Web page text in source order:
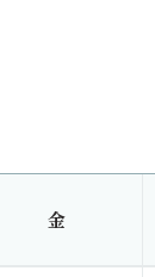
金